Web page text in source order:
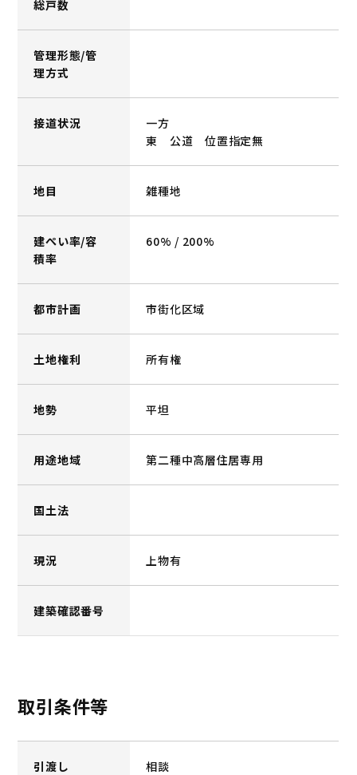
総戸数
管理形態/管
理方式
接道状況
一方
東 公道 位置指定無
地目 雑種地
建ぺい率/容
積率
60% / 200%
都市計画 市街化区域
土地権利 所有権
地勢 平坦
用途地域 第二種中高層住居専用
国土法
現況 上物有
建築確認番号
取引条件等
引渡し 相談